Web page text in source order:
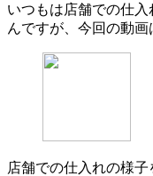
いつもは店舗での仕
んですが、今回の動画
店舗での仕入れの様